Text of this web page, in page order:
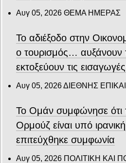
Αυγ 05, 2026 ΘΕΜΑ ΗΜΕΡΑΣ
Το αδιέξοδο στην
ο τουρισμός… αυξάνουν
εκτοξεύουν τις
Αυγ 05, 2026ΔΙΕΘΝΗΣ
Το Ομάν συμφώνησε ότι
Ορμούζ είναι υπό
επιτεύχθηκε συμφωνία
Αυγ 05, 2026 ΠΟΛΙΤΙΚΗ ΚΑΙ